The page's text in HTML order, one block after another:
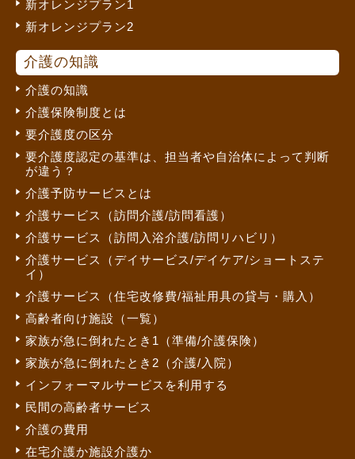
新オレンジプラン1
新オレンジプラン2
介護の知識
介護の知識
介護保険制度とは
要介護度の区分
要介護度認定の基準は、担当者や自治体によって判断
が違う？
介護予防サービスとは
介護サービス（訪問介護/訪問看護）
介護サービス（訪問入浴介護/訪問リハビリ）
介護サービス（デイサービス/デイケア/ショートステ
イ）
介護サービス（住宅改修費/福祉用具の貸与・購入）
高齢者向け施設（一覧）
家族が急に倒れたとき1（準備/介護保険）
家族が急に倒れたとき2（介護/入院）
インフォーマルサービスを利用する
民間の高齢者サービス
介護の費用
在宅介護か施設介護か